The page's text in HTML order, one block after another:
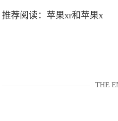
推荐阅读： 苹果xr和苹果x
THE